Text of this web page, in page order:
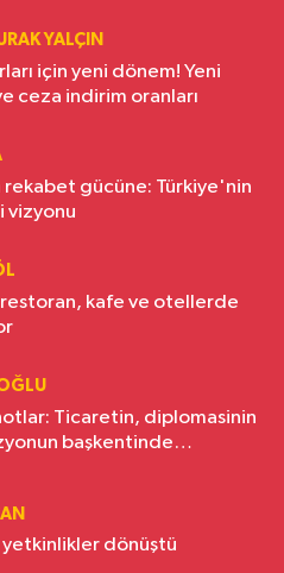
YALÇIN
için yeni dönem! Yeni
ceza indirim oranları
rekabet gücüne: Türkiye'nin
vizyonu
restoran, kafe ve otellerde
Ticaretin, diplomasinin
başkentinde
dönüştü